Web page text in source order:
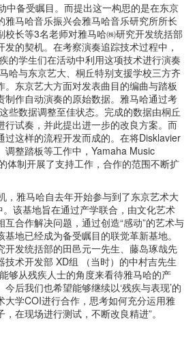
中备受瞩目。而提出这一构思的是在东京
雅马哈音乐振兴会雅马哈音乐研究所所长
校长等3名老师对雅马哈㈱研究开发统括部
的契机。在考察演奏追踪技术过程中，
的学生们在活动中利用这项技术进行演奏
哈与东京艺大、桐丘特别支援学校三方齐
。东京艺大方面对发表曲目的编曲与踏板
制作自动演奏的原始数据。雅马哈通过考
些数据调整至佳状态。完成的数据由桐丘
行试奏，并此提出进一步的改良方案。而
过这样的流程开发而成的。在将Disklavier
调整踏板等工作中，Yamaha Music
体制开展了支持工作，合作的范围不断扩
，雅马哈自去年开始参与到了东京艺术大
该基地旨在通过产学联合，由文化艺术
合作解决问题，通过创造“感动”的艺术与
地已经成为备受瞩目的联觉革新基地。
开发统括部的田邑元一先生、藤岛琢哉先
技术开发部 XD组 （当时）的中村吉先生
够从残疾人士的角度来看待雅马哈的产
后我们也希望能够继续以‘残疾与表现’的
大学COI进行合作，思考如何充分运用雅
在现场进行测试，不断改良精进”。